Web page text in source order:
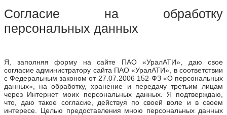
Согласие на обработку
персональных данных
Я, заполняя форму на сайте ПАО «УралАТИ», даю свое
согласие администратору сайта ПАО «УралАТИ», в соответствии
с Федеральным законом от 27.07.2006 152-ФЗ «О персональных
данных», на обработку, хранение и передачу третьим лицам
через Интернет моих персональных данных. Я подтверждаю,
что, даю такое согласие, действуя по своей воле и в своем
интересе. Целью предоставления мною персональных данных